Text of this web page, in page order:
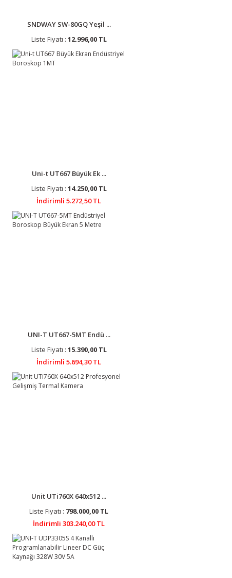
SNDWAY SW-80GQ Yeşil ...
Liste Fiyatı : 12.996,00 TL
Uni-t UT667 Büyük Ek ...
Liste Fiyatı : 14.250,00 TL
İndirimli 5.272,50 TL
UNI-T UT667-5MT Endü ...
Liste Fiyatı : 15.390,00 TL
İndirimli 5.694,30 TL
Unit UTi760X 640x512 ...
Liste Fiyatı : 798.000,00 TL
İndirimli 303.240,00 TL